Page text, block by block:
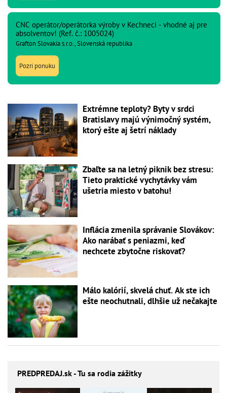
CNC operátor/operátorka výroby v Kechneci - vhodné aj pre
absolventov! (Ref. č.: 1005024)
Grafton Slovakia s.r.o., Slovenská republika
Pozri ponuku
Extrémne teploty? Byty v srdci
Bratislavy majú výnimočný systém,
ktorý ešte aj šetrí náklady
Zbaľte sa na letný piknik bez stresu:
Tieto praktické vychytávky vám
ušetria miesto v batohu!
Inflácia zmenila správanie Slovákov:
Ako narábať s peniazmi, keď
nechcete zbytočne riskovať?
Málo kalórií, skvelá chuť. Ak ste ich
ešte neochutnali, dlhšie už nečakajte
PREDPREDAJ.sk - Tu sa rodia zážitky